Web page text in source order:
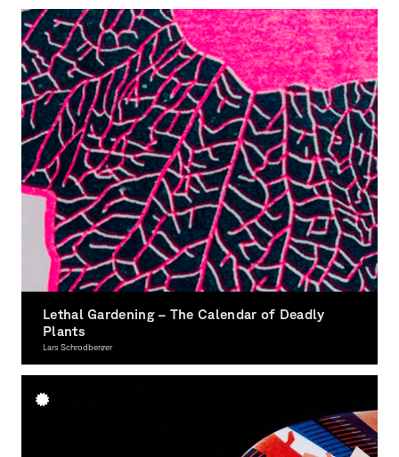
Lethal Gardening – The Calendar of Deadly
Plants
Lars Schrodberger